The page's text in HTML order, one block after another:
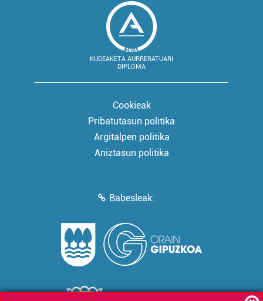
KUDEAKETA AURRERATUARI
DIPLOMA
Cookieak
Pribatutasun politika
Argitalpen politika
Aniztasun politika
Babesleak: